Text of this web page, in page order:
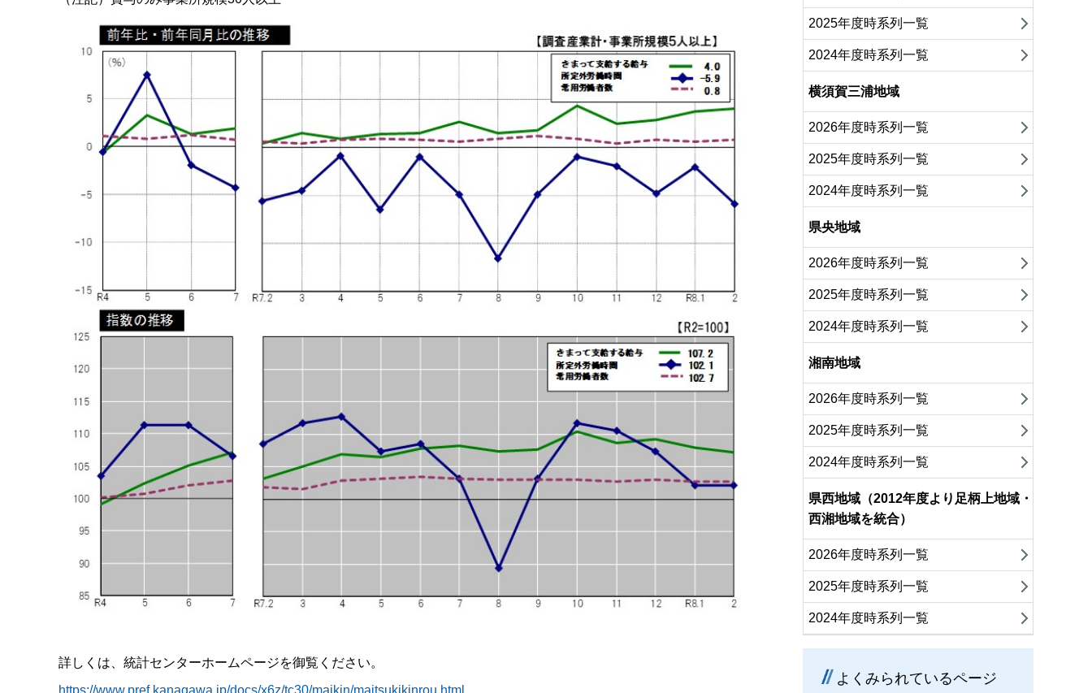
詳しくは、統計センターホームページを御覧ください。
2025年度時系列一覧
2024年度時系列一覧
横須賀三浦地域
2026年度時系列一覧
2025年度時系列一覧
2024年度時系列一覧
県央地域
2026年度時系列一覧
2025年度時系列一覧
2024年度時系列一覧
湘南地域
2026年度時系列一覧
2025年度時系列一覧
2024年度時系列一覧
県西地域（2012年度より足柄上地域・
西湘地域を統合）
2026年度時系列一覧
2025年度時系列一覧
2024年度時系列一覧
よくみられているページ